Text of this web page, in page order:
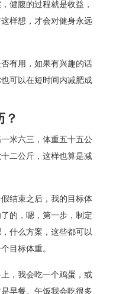
健腹的过程就是收益，
样想，才会对健身永远
有用，如果有兴趣的话
可以在短时间内减肥成
？
米六三，体重五十五公
二公斤，这样也算是减
结束之后，我的目标体
的，嗯，第一步，制定
什么方案，这些都可以
目标体重。
，我会吃一个鸡蛋，或
早餐。午饭我会吃很多